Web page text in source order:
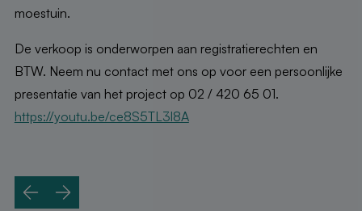
moestuin.
De verkoop is onderworpen aan registratierechten en
BTW. Neem nu contact met ons op voor een persoonlijke
presentatie van het project op 02 / 420 65 01.
https://youtu.be/ce8S5TL3l8A